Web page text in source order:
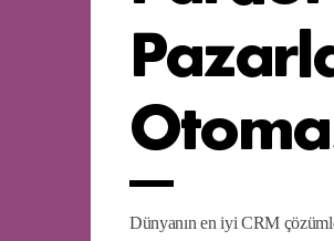
Dünyanın en iyi CRM